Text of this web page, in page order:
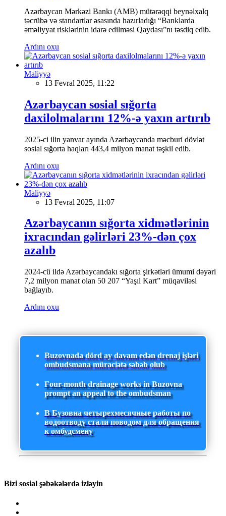
Azərbaycan Mərkəzi Bankı (AMB) mütərəqqi beynəlxalq
təcrübə və standartlar əsasında hazırladığı “Banklarda
əməliyyat risklərinin idarə edilməsi Qaydası”nı təsdiq edib.
Ardını oxu
Maliyyə
13 Fevral 2025, 11:22
Azərbaycan sosial sığorta
daxilolmalarını 12%-ə yaxın artırıb
2025-ci ilin yanvar ayında Azərbaycanda məcburi dövlət
sosial sığorta haqları 443,4 milyon manat təşkil edib.
Ardını oxu
Maliyyə
13 Fevral 2025, 11:07
Azərbaycanın sığorta xidmətlərinin
ixracından gəlirləri 23%-dən çox
azalıb
2024-cü ildə Azərbaycandakı sığorta şirkətləri ümumi dəyəri
7,2 milyon manat olan 50 207 “Yaşıl Kart” müqaviləsi
bağlayıb.
Ardını oxu
Buzovnada dörd ay davam edən drenaj işləri
ombudsmana müraciətə səbəb olub
Four-month drainage works in Buzovna
prompt an appeal to the ombudsman
В Бузовна четырехмесячные работы по
водоотводу стали поводом для обращения
к омбудсмену
Bizi sosial şəbəkələrdə izləyin